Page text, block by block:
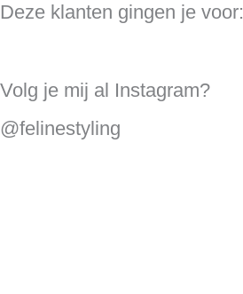
Deze klanten gingen je voor:
Volg je mij al Instagram?
@felinestyling